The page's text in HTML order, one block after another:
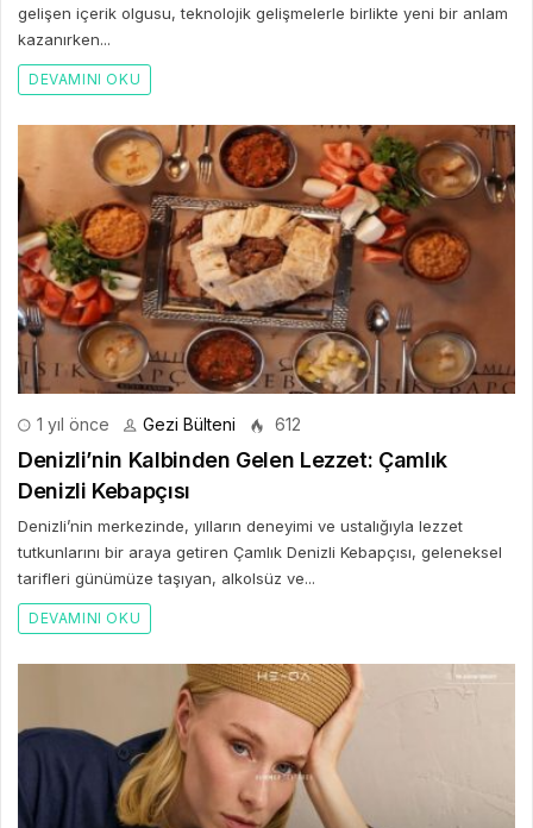
gelişen içerik olgusu, teknolojik gelişmelerle birlikte yeni bir anlam
kazanırken...
DEVAMINI OKU
1 yıl önce Gezi Bülteni 612
Denizli’nin Kalbinden Gelen Lezzet: Çamlık
Denizli Kebapçısı
Denizli’nin merkezinde, yılların deneyimi ve ustalığıyla lezzet
tutkunlarını bir araya getiren Çamlık Denizli Kebapçısı, geleneksel
tarifleri günümüze taşıyan, alkolsüz ve...
DEVAMINI OKU